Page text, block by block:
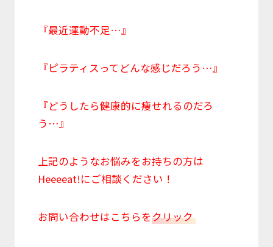
『最近運動不足…』
『ピラティスってどんな感じだろう…』
『どうしたら健康的に痩せれるのだろ
う…』
上記のようなお悩みをお持ちの方は
Heeeeat!にご相談ください！
お問い合わせはこちらをクリック